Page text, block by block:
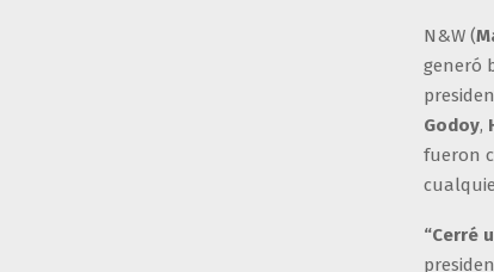
N&W (
generó
Godoy,
fueron
“Cerré